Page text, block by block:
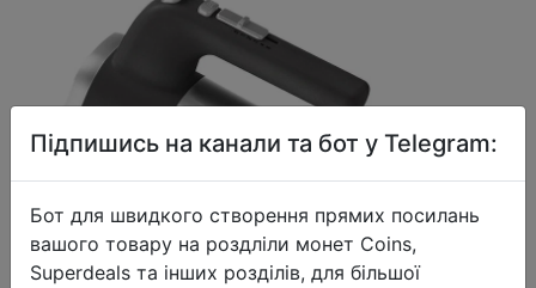
Підпишись на канали та бот у Telegram:
Бот для швидкого створення прямих посилань
вашого товару на роздліли монет Coins,
Superdeals та інших розділів, для більшої